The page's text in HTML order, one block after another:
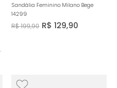
Sandália Feminino Milano Bege
14299
R$199,90 R$ 129,90